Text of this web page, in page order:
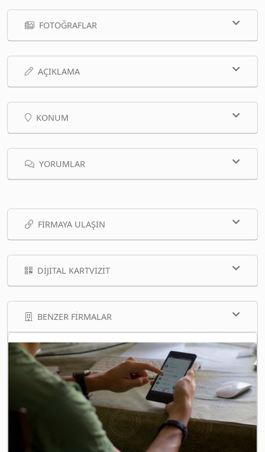
FOTOĞRAFLAR
AÇIKLAMA
KONUM
YORUMLAR
FIRMAYA ULAŞIN
DIJITAL KARTVIZIT
BENZER FIRMALAR